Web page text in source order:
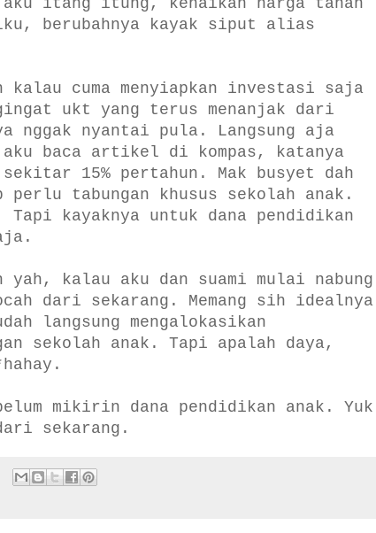
itang itung, kenaikan harga tanah
berubahnya kayak siput alias
kalau cuma menyiapkan investasi saja
ukt yang terus menanjak dari
nggak nyantai pula. Langsung aja
baca artikel di kompas, katanya
15% pertahun. Mak busyet dah
tabungan khusus sekolah anak.
kayaknya untuk dana pendidikan
kalau aku dan suami mulai nabung
dari sekarang. Memang sih idealnya
langsung mengalokasikan
sekolah anak. Tapi apalah daya,
mikirin dana pendidikan anak. Yuk
sekarang.